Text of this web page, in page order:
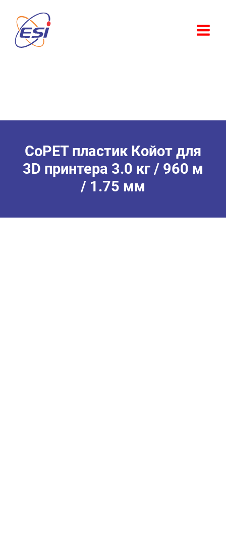
вмісту
CoPET пластик Койот для
3D принтера 3.0 кг / 960 м
/ 1.75 мм
Розпродаж!